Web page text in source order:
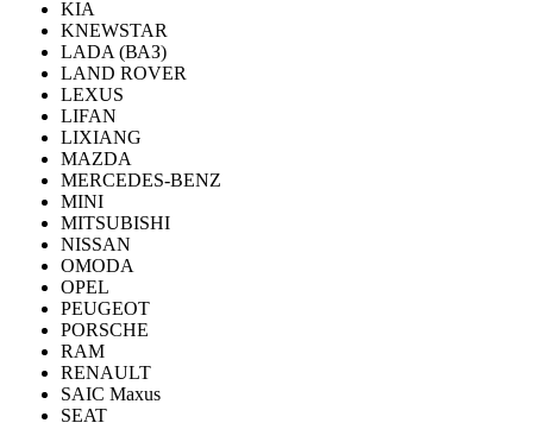
KIA
KNEWSTAR
LADA (ВАЗ)
LAND ROVER
LEXUS
LIFAN
LIXIANG
MAZDA
MERCEDES-BENZ
MINI
MITSUBISHI
NISSAN
OMODA
OPEL
PEUGEOT
PORSCHE
RAM
RENAULT
SAIC Maxus
SEAT